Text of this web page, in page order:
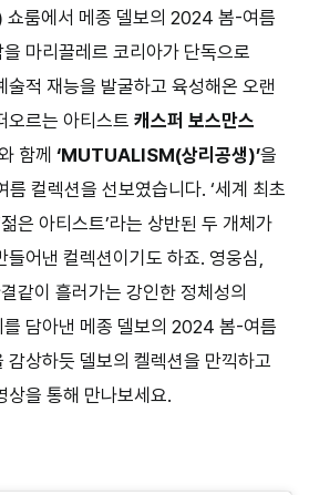
쇼룸에서 메종 델보의 2024 봄-여름
마리끌레르 코리아가 단독으로
술적 재능을 발굴하고 육성해온 오랜
오르는 아티스트 캐스퍼 보스만스
함께 ‘MUTUALISM(상리공생)’을
컬렉션을 선보였습니다. ‘세계 최초
은 아티스트’라는 상반된 두 개체가
어낸 컬렉션이기도 하죠. 영웅심,
같이 흘러가는 강인한 정체성의
담아낸 메종 델보의 2024 봄-여름
감상하듯 델보의 켈렉션을 만끽하고
상을 통해 만나보세요.